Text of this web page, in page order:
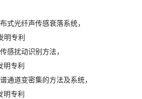
式光纤声传感衰落系统，
明专利
感扰动识别方法，
明专利
通道变密集的方法及系统，
明专利